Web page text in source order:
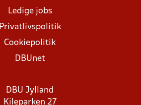
Ledige jobs
Privatlivspolitik
Cookiepolitik
DBUnet
DBU Jylland
Kileparken 27